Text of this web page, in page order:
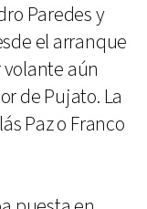
Paredes y
el arranque
aún
de Pujato. La
Paz o Franco